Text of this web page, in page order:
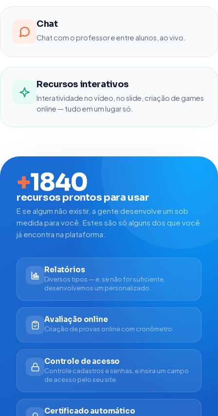
Chat
Chat com o professor e entre alunos, ao vivo.
Recursos interativos
Interatividade no vídeo, no slide, criação de games
online — tudo em um lugar só.
+1840
recursos prontos para usar
E se algum não existir, a gente desenvolve um sob
medida para você. Estes são só alguns dos que você
já encontra na plataforma:
Relatórios
Diversos tipos — e, se não for suficiente,
desenvolvemos um personalizado.
Avaliação online
Criação de provas online com cronômetro.
Controle de acesso
Controle cadastros e senhas, e insira um campo
de acesso pelo seu site.
Certificado automático